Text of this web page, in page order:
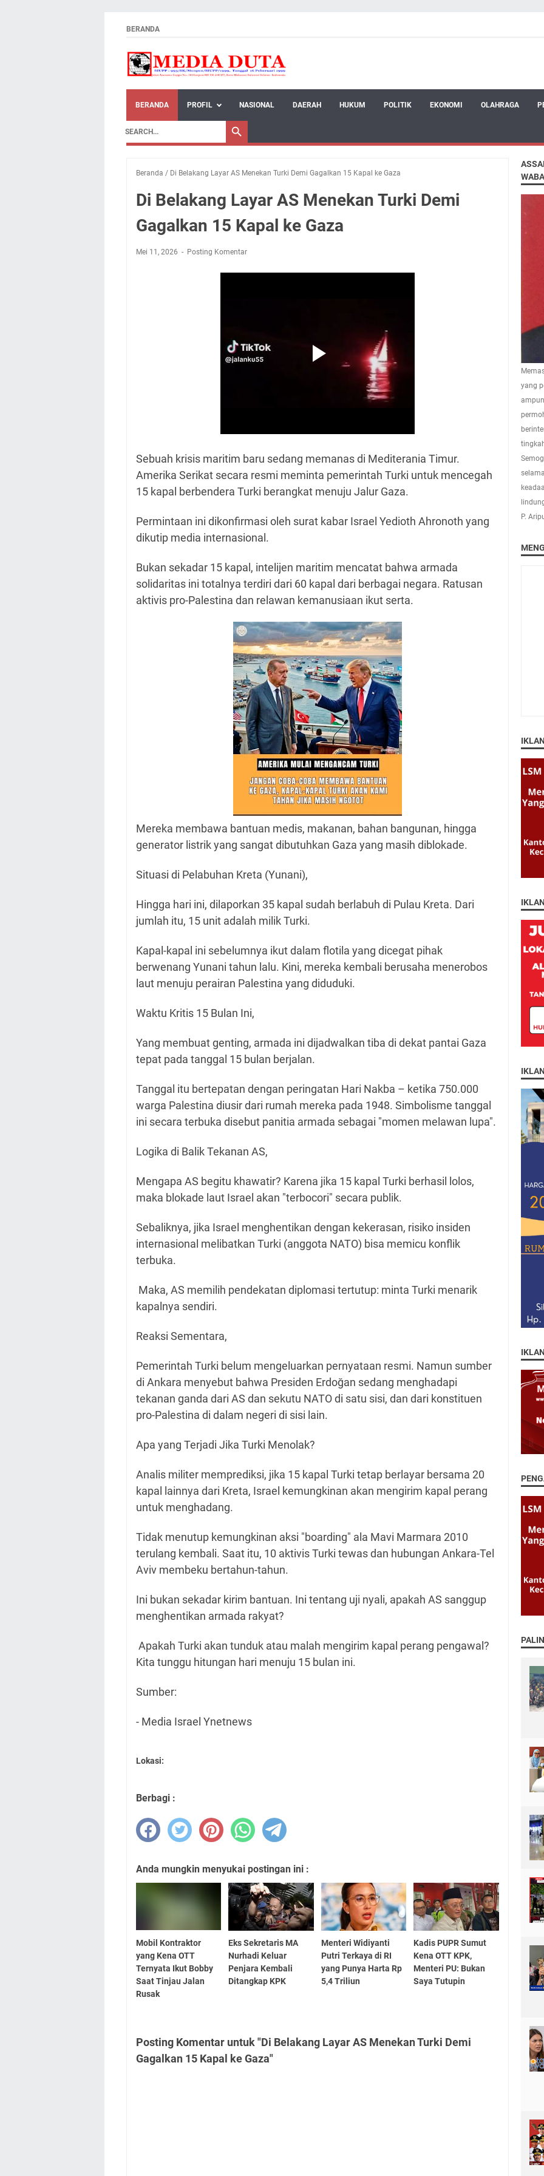
BERANDA
BERANDA PROFIL NASIONAL DAERAH HUKUM POLITIK EKONOMI OLAHRAGA
Beranda / Di Belakang Layar AS Menekan Turki Demi Gagalkan 15 Kapal ke Gaza
Di Belakang Layar AS Menekan Turki Demi
Gagalkan 15 Kapal ke Gaza
Mei 11, 2026 Posting Komentar
Sebuah krisis maritim baru sedang memanas di Mediterania Timur.
Amerika Serikat secara resmi meminta pemerintah Turki untuk mencegah
15 kapal berbendera Turki berangkat menuju Jalur Gaza.
Permintaan ini dikonfirmasi oleh surat kabar Israel Yedioth Ahronoth yang
dikutip media internasional.
Bukan sekadar 15 kapal, intelijen maritim mencatat bahwa armada
solidaritas ini totalnya terdiri dari 60 kapal dari berbagai negara. Ratusan
aktivis pro-Palestina dan relawan kemanusiaan ikut serta.
Mereka membawa bantuan medis, makanan, bahan bangunan, hingga
generator listrik yang sangat dibutuhkan Gaza yang masih diblokade.
Situasi di Pelabuhan Kreta (Yunani),
Hingga hari ini, dilaporkan 35 kapal sudah berlabuh di Pulau Kreta. Dari
jumlah itu, 15 unit adalah milik Turki.
Kapal-kapal ini sebelumnya ikut dalam flotila yang dicegat pihak
berwenang Yunani tahun lalu. Kini, mereka kembali berusaha menerobos
laut menuju perairan Palestina yang diduduki.
Waktu Kritis 15 Bulan Ini,
Yang membuat genting, armada ini dijadwalkan tiba di dekat pantai Gaza
tepat pada tanggal 15 bulan berjalan.
Tanggal itu bertepatan dengan peringatan Hari Nakba – ketika 750.000
warga Palestina diusir dari rumah mereka pada 1948. Simbolisme tanggal
ini secara terbuka disebut panitia armada sebagai "momen melawan lupa".
Logika di Balik Tekanan AS,
Mengapa AS begitu khawatir? Karena jika 15 kapal Turki berhasil lolos,
maka blokade laut Israel akan "terbocori" secara publik.
Sebaliknya, jika Israel menghentikan dengan kekerasan, risiko insiden
internasional melibatkan Turki (anggota NATO) bisa memicu konflik
terbuka.
Maka, AS memilih pendekatan diplomasi tertutup: minta Turki menarik
kapalnya sendiri.
Reaksi Sementara,
Pemerintah Turki belum mengeluarkan pernyataan resmi. Namun sumber
di Ankara menyebut bahwa Presiden Erdoğan sedang menghadapi
tekanan ganda dari AS dan sekutu NATO di satu sisi, dan dari konstituen
pro-Palestina di dalam negeri di sisi lain.
Apa yang Terjadi Jika Turki Menolak?
Analis militer memprediksi, jika 15 kapal Turki tetap berlayar bersama 20
kapal lainnya dari Kreta, Israel kemungkinan akan mengirim kapal perang
untuk menghadang.
Tidak menutup kemungkinan aksi "boarding" ala Mavi Marmara 2010
terulang kembali. Saat itu, 10 aktivis Turki tewas dan hubungan Ankara-Tel
Aviv membeku bertahun-tahun.
Ini bukan sekadar kirim bantuan. Ini tentang uji nyali, apakah AS sanggup
menghentikan armada rakyat?
Apakah Turki akan tunduk atau malah mengirim kapal perang pengawal?
Kita tunggu hitungan hari menuju 15 bulan ini.
Sumber:
- Media Israel Ynetnews
Lokasi:
Berbagi :
Anda mungkin menyukai postingan ini :
Mobil Kontraktor
yang Kena OTT
Ternyata Ikut Bobby
Saat Tinjau Jalan
Rusak
Eks Sekretaris MA
Nurhadi Keluar
Penjara Kembali
Ditangkap KPK
Menteri Widiyanti
Putri Terkaya di RI
yang Punya Harta Rp
5,4 Triliun
Kadis PUPR Sumut
Kena OTT KPK,
Menteri PU: Bukan
Saya Tutupin
Posting Komentar untuk "Di Belakang Layar AS Menekan Turki Demi
Gagalkan 15 Kapal ke Gaza"
yang
P.